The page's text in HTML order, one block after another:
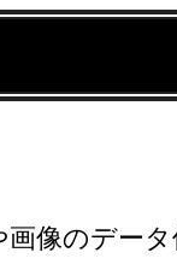
像のデータ